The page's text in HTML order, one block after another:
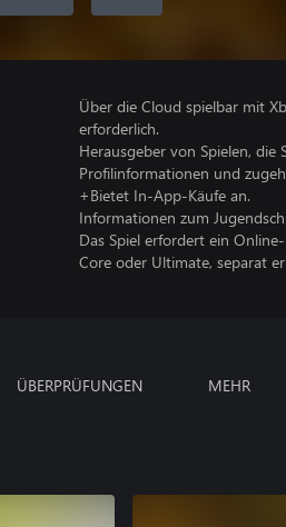
Über die Cloud spielbar mit
erforderlich.
Herausgeber von Spielen,
Profilinformationen und
+Bietet In-App-Käufe an.
Informationen zum
Das Spiel erfordert ein
Core oder Ultimate, separat
ÜBERPRÜFUNGEN MEHR